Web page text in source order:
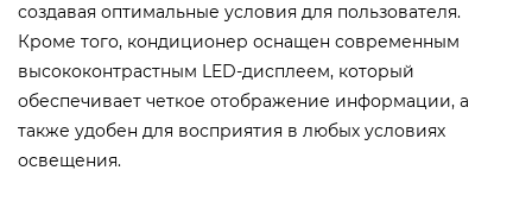
создавая оптимальные условия для пользователя.
Кроме того, кондиционер оснащен современным
высококонтрастным LED-дисплеем, который
обеспечивает четкое отображение информации, а
также удобен для восприятия в любых условиях
освещения.